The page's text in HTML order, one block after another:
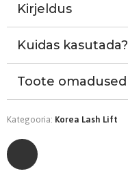
ripsmetele
5ml
kogus
Kirjeldus
Kuidas kasutada?
Toote omadused
Kategooria: Korea Lash Lift